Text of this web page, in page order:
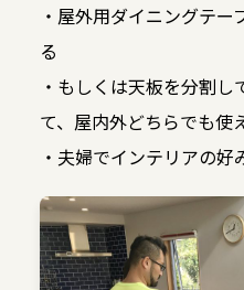
・屋外用ダイニングテ
る
・もしくは天板を分割
て、屋内外どちらでも使
・夫婦でインテリアの